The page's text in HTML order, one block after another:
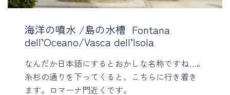
海洋の噴水 /島の水槽 Fontana
dell’Oceano/Vasca dell’Isola
なんだか日本語にするとおかしな名称ですね…。
糸杉の通りを下ってくると、こちらに行き着き
ます。ロマーナ門近くです。